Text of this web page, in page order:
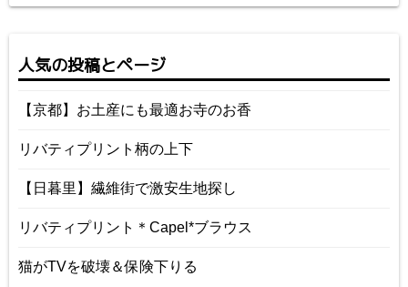
人気の投稿とページ
【京都】お土産にも最適お寺のお香
リバティプリント柄の上下
【日暮里】繊維街で激安生地探し
リバティプリント＊Capel*ブラウス
猫がTVを破壊＆保険下りる